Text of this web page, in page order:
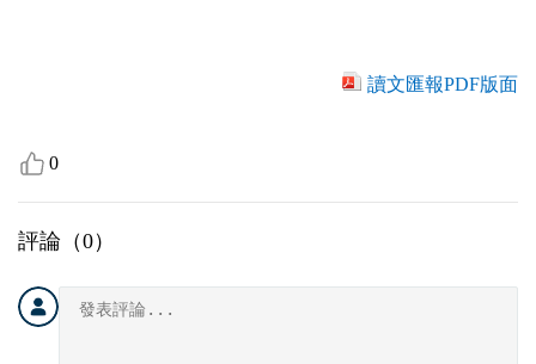
讀文匯報PDF版面
0
評論（0）